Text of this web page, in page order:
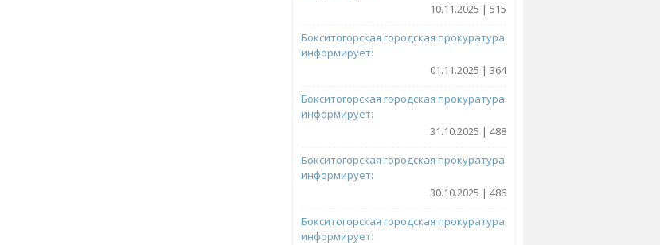
10.11.2025 | 515
Бокситогорская городская прокуратура
информирует:
01.11.2025 | 364
Бокситогорская городская прокуратура
информирует:
31.10.2025 | 488
Бокситогорская городская прокуратура
информирует:
30.10.2025 | 486
Бокситогорская городская прокуратура
информирует: